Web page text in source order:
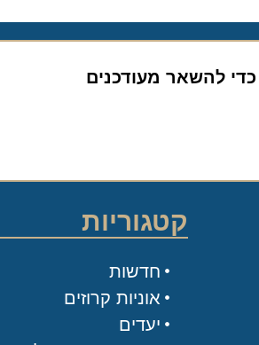
להשאר מעודכנים
קטגוריות
חדשות
אוניות קרוזים
יעדים